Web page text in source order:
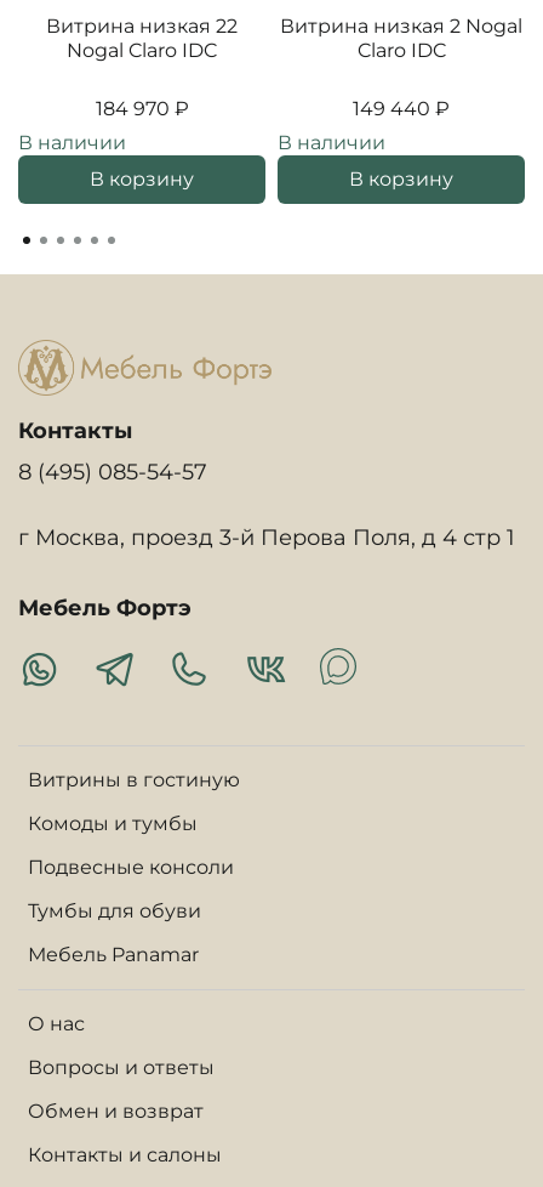
Витрина низкая 22
Nogal Claro IDC
184 970 ₽
В наличии
В корзину
Витрина низкая 2 Nogal
Claro IDC
149 440 ₽
В наличии
В корзину
Витрины в гостиную
Комоды и тумбы
Подвесные консоли
Тумбы для обуви
Мебель Panamar
О нас
Вопросы и ответы
Обмен и возврат
Контакты и салоны
Контакты
8 (495) 085-54-57
г Москва, проезд 3-й Перова Поля, д 4 стр 1
Мебель Фортэ